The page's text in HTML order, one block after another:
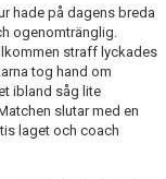
hade på dagens breda
ogenomtränglig.
straff lyckades
tog hand om
ibland såg lite
slutar med en
laget och coach